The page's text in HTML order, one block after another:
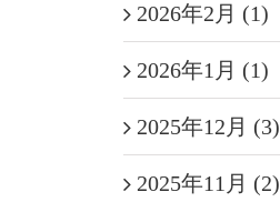
2026年2月 (1)
2026年1月 (1)
2025年12月 (3)
2025年11月 (2)